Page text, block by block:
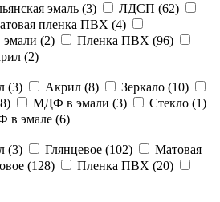
эмаль (3) ЛДСП (62)
пленка ПВХ (4)
(2) Пленка ПВХ (96)
(2)
(3) Акрил (8) Зеркало (10)
) МДФ в эмали (3) Стекло (1)
в эмале (6)
(3) Глянцевое (102)
Матовая
(128) Пленка ПВХ (20)